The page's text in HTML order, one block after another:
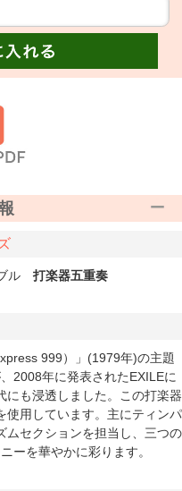
ル 打楽器五重奏
999）」(1979年)の主題
2008年に発表されたEXILEに
にも浸透しました。この打楽器
使用しています。主にティンパ
ムセクションを担当し、三つの
ーを華やかに彩ります。